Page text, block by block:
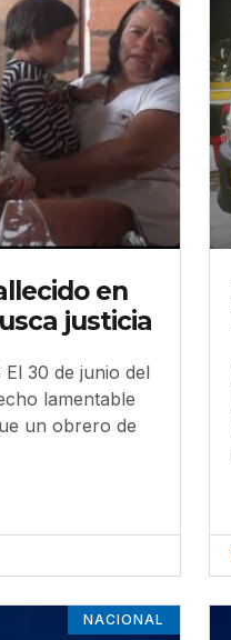
en
justicia
El 30 de junio del
lamentable
un obrero de
NACIONAL